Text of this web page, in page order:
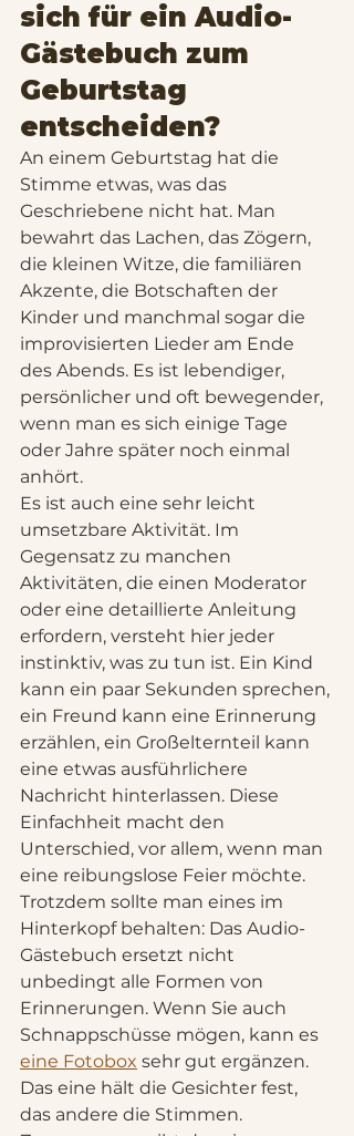
sich für ein Audio-
Gästebuch zum
Geburtstag
entscheiden?
An einem Geburtstag hat die
Stimme etwas, was das
Geschriebene nicht hat. Man
bewahrt das Lachen, das Zögern,
die kleinen Witze, die familiären
Akzente, die Botschaften der
Kinder und manchmal sogar die
improvisierten Lieder am Ende
des Abends. Es ist lebendiger,
persönlicher und oft bewegender,
wenn man es sich einige Tage
oder Jahre später noch einmal
anhört.
Es ist auch eine sehr leicht
umsetzbare Aktivität. Im
Gegensatz zu manchen
Aktivitäten, die einen Moderator
oder eine detaillierte Anleitung
erfordern, versteht hier jeder
instinktiv, was zu tun ist. Ein Kind
kann ein paar Sekunden sprechen,
ein Freund kann eine Erinnerung
erzählen, ein Großelternteil kann
eine etwas ausführlichere
Nachricht hinterlassen. Diese
Einfachheit macht den
Unterschied, vor allem, wenn man
eine reibungslose Feier möchte.
Trotzdem sollte man eines im
Hinterkopf behalten: Das Audio-
Gästebuch ersetzt nicht
unbedingt alle Formen von
Erinnerungen. Wenn Sie auch
Schnappschüsse mögen, kann es
eine Fotobox sehr gut ergänzen.
Das eine hält die Gesichter fest,
das andere die Stimmen.